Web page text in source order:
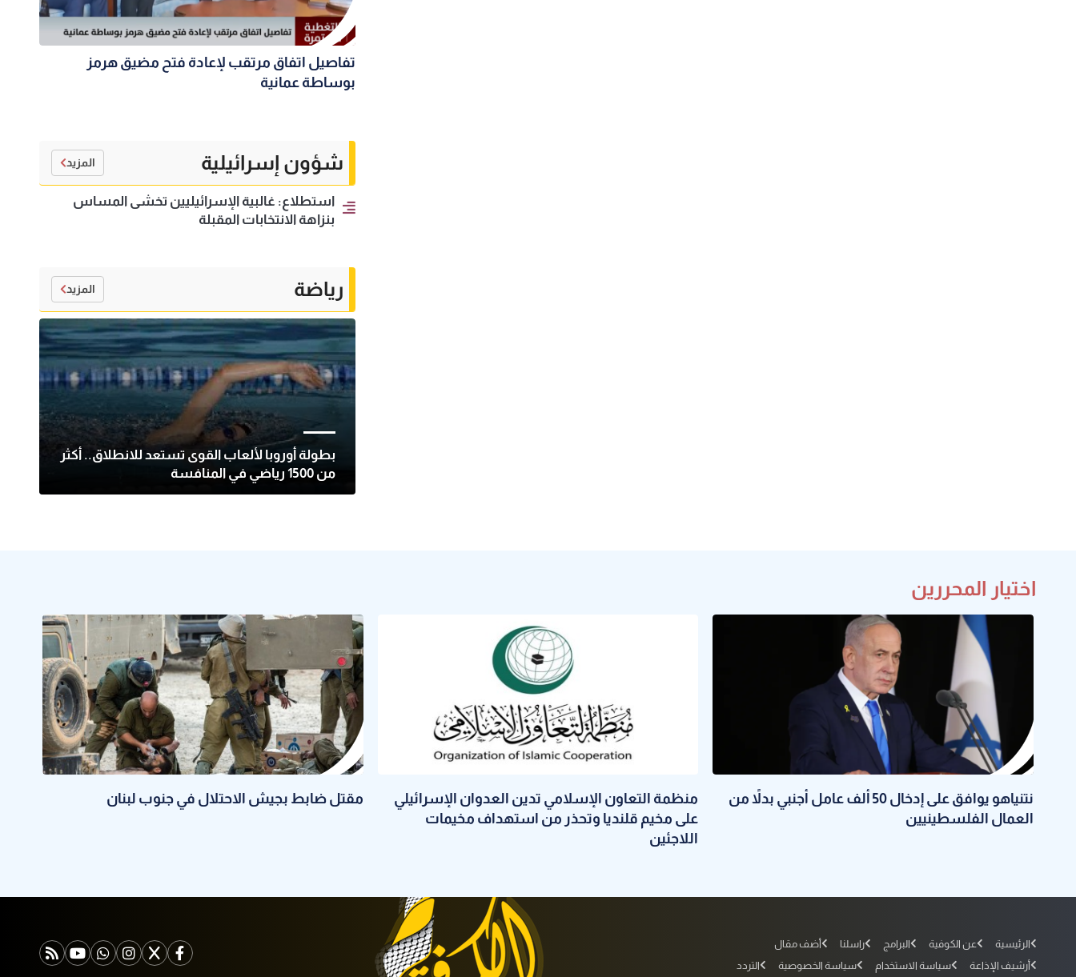
تفاصيل اتفاق مرتقب لإعادة فتح مضيق هرمز
بوساطة عمانية
شؤون إسرائيلية المزيد
استطلاع: غالبية الإسرائيليين تخشى المساس
بنزاهة الانتخابات المقبلة
رياضة المزيد
بطولة أوروبا لألعاب القوى تستعد للانطلاق.. أكثر
من 1500 رياضي في المنافسة
اختيار المحررين
نتنياهو يوافق على إدخال 50 ألف عامل أجنبي بدلاً من
العمال الفلسطينيين
منظمة التعاون الإسلامي تدين العدوان الإسرائيلي
على مخيم قلنديا وتحذر من استهداف مخيمات
اللاجئين
مقتل ضابط بجيش الاحتلال في جنوب لبنان
الرئيسية عن الكوفية البرامج راسلنا
أضف مقال
أرشيف الإذاعة
سياسة الاستخدام سياسة الخصوصية التردد